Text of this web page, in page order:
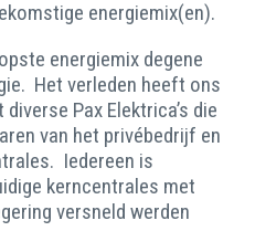
energiemix(en).
energiemix degene
Het verleden heeft ons
Pax Elektrica’s die
van het privébedrijf en
Iedereen is
kerncentrales met
versneld werden